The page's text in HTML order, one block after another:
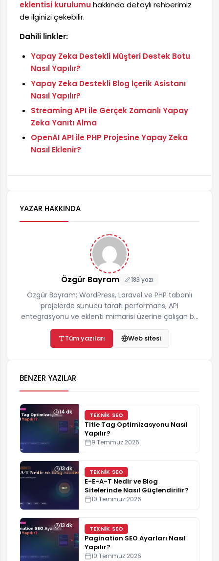
eklentisi kurulumu hakkında detaylı rehberimiz
de ilginizi çekebilir.
Dahili linkler:
Yapay Zeka Destekli Müşteri Destek Botu
Nasıl Yapılır?
Yapay Zeka Destekli Blog İçerik Asistanı
Nasıl Yapılır?
Streaming API ile Gerçek Zamanlı Yapay
Zeka Yanıtı Alma
OpenAI API ile PHP Projesine Yapay Zeka
Nasıl Eklenir?
YAZAR HAKKINDA
Özgür Bayram 183 yazı
Özgür Bayram; WordPress, Laravel ve PHP tabanlı
projelerde sunucu tarafı performans, API
entegrasyonu ve eklenti mimarisi üzerine çalışan bir
yazılımcıdır. ozgurbayram.com'da hosting,
önbellekleme, teknik SEO ve yapay zekâ API
entegrasyonları konularında gerçek proje
destek@ozgurbayram.com
Tüm yazıları Web sitesi
BENZER YAZILAR
14 dk TEKNIK SEO
Title Tag Optimizasyonu Nasıl
Yapılır?
9 Temmuz 2026
13 dk TEKNIK SEO
E-E-A-T Nedir ve Blog
Sitelerinde Nasıl Güçlendirilir?
10 Temmuz 2026
13 dk TEKNIK SEO
Pagination SEO Ayarları Nasıl
Yapılır?
10 Temmuz 2026